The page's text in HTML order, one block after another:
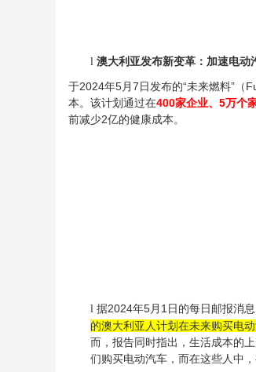
l 澳大利亚发布新变革：加速电动
于2024年5月7日发布的“未来燃料”（
本。该计划通过在400家企业、5万个
前减少2亿的健康成本。
l 据2024年5月1日的每日邮报消
的澳大利亚人计划在未来购买电
而，报告同时指出，生活成本的
们购买电动汽车，而在这些人中